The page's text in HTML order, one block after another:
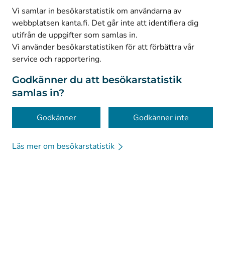
Vi samlar in besökarstatistik om användarna av
webbplatsen kanta.fi. Det går inte att identifiera dig
utifrån de uppgifter som samlas in.
Vi använder besökarstatistiken för att förbättra vår
service och rapportering.
Godkänner du att besökarstatistik
samlas in?
Godkänner Godkänner inte
Läs mer om besökarstatistik
Facebook
Avautuu uuteen välilehteen)
© Kanta-Palvelut, Kansaneläkelaitos
Dataskydd
Om webbplatsen
Tillgänglighet
Kakor